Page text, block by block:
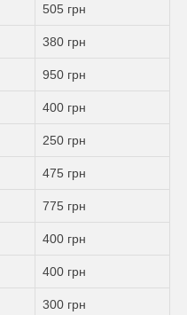
505 грн
380 грн
950 грн
400 грн
250 грн
475 грн
775 грн
400 грн
400 грн
300 грн